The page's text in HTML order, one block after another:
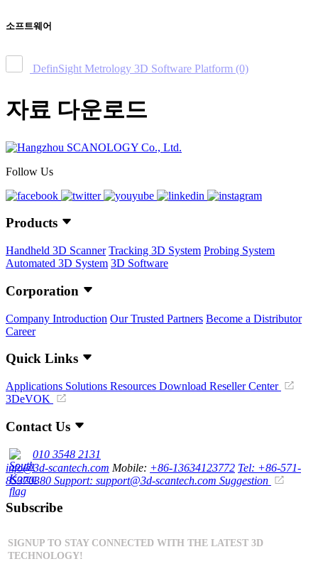
소프트웨어
DefinSight Metrology 3D Software Platform (0)
자료 다운로드
Follow Us
Products
Handheld 3D Scanner Tracking 3D System Probing System
Automated 3D System 3D Software
Corporation
Company Introduction Our Trusted Partners Become a Distributor
Career
Quick Links
Applications Solutions Resources Download Reseller Center
3DeVOK
Contact Us
010 3548 2131
info@3d-scantech.com Mobile: +86-13634123772 Tel: +86-571-
85370380 Support: support@3d-scantech.com Suggestion
Subscribe